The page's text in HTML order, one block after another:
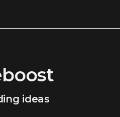
ideas